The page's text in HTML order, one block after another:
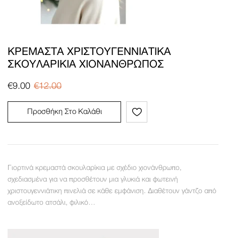
ΚΡΕΜΑΣΤΆ ΧΡΙΣΤΟΥΓΕΝΝΙΆΤΙΚΑ
ΣΚΟΥΛΑΡΊΚΙΑ ΧΙΟΝΆΝΘΡΩΠΟΣ
€12.00
€9.00
Προσθήκη Στο Καλάθι
Γιορτινά κρεμαστά σκουλαρίκια με σχέδιο χιονάνθρωπο,
σχεδιασμένα για να προσθέτουν μια γλυκιά και φωτεινή
χριστουγεννιάτικη πινελιά σε κάθε εμφάνιση. Διαθέτουν γάντζο από
ανοξείδωτο ατσάλι, φιλικό…